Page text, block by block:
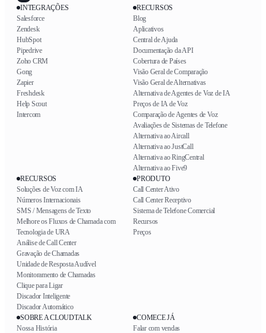
INTEGRAÇÕES
Salesforce
Zendesk
HubSpot
Pipedrive
Zoho CRM
Gong
Zapier
Freshdesk
Help Scout
Intercom
RECURSOS
Blog
Aplicativos
Central de Ajuda
Documentação da API
Cobertura de Países
Visão Geral de Comparação
Visão Geral de Alternativas
Alternativa de Agentes de Voz de IA
Preços de IA de Voz
Comparação de Agentes de Voz
Avaliações de Sistemas de Telefone
Alternativa ao Aircall
Alternativa ao JustCall
Alternativa ao RingCentral
Alternativa ao Five9
RECURSOS
Soluções de Voz com IA
Números Internacionais
SMS / Mensagens de Texto
Melhore os Fluxos de Chamada com
Tecnologia de URA
Análise de Call Center
Gravação de Chamadas
Unidade de Resposta Audível
Monitoramento de Chamadas
Clique para Ligar
Discador Inteligente
Discador Automático
PRODUTO
Call Center Ativo
Call Center Receptivo
Sistema de Telefone Comercial
Recursos
Preços
SOBRE A CLOUDTALK
Nossa História
COMECE JÁ
Falar com vendas